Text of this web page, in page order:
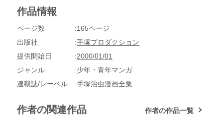
作品情報
ページ数
165ページ
出版社
手塚プロダクション
提供開始日
2000/01/01
ジャンル
少年・青年マンガ
連載誌/レーベル
手塚治虫漫画全集
作者の関連作品 作者の作品一覧